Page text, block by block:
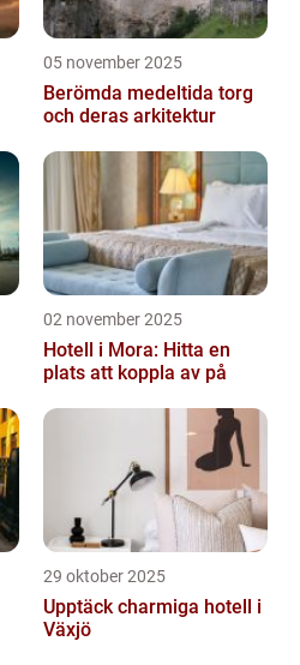
05 november 2025
Berömda medeltida torg
och deras arkitektur
02 november 2025
Hotell i Mora: Hitta en
plats att koppla av på
29 oktober 2025
Upptäck charmiga hotell i
Växjö